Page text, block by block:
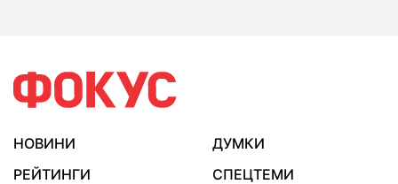
НОВИНИ
ДУМКИ
РЕЙТИНГИ
СПЕЦТЕМИ